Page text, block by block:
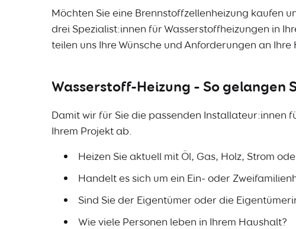
Möchten Sie eine Brennstoffzellenheizung kaufen
drei Spezialist:innen für Wasserstoffheizungen in
teilen uns Ihre Wünsche und Anforderungen an
Wasserstoff-Heizung – So gelangen
Damit wir für Sie die passenden Installateur:innen
Ihrem Projekt ab.
Heizen Sie aktuell mit Öl, Gas, Holz, Strom
Handelt es sich um ein Ein- oder
Sind Sie der Eigentümer oder die
Wie viele Personen leben in Ihrem Haushalt?